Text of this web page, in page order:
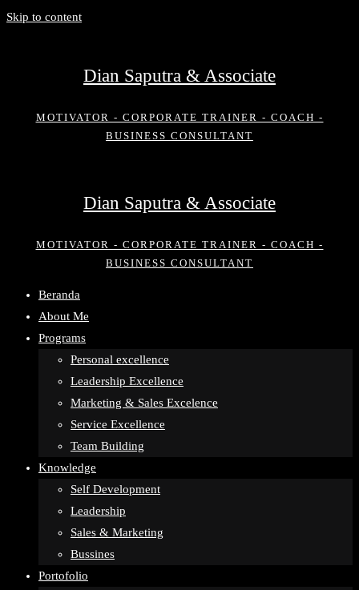
Skip to content
Dian Saputra & Associate
MOTIVATOR - CORPORATE TRAINER - COACH -
BUSINESS CONSULTANT
Dian Saputra & Associate
MOTIVATOR - CORPORATE TRAINER - COACH -
BUSINESS CONSULTANT
Beranda
About Me
Programs
Personal excellence
Leadership Excellence
Marketing & Sales Excelence
Service Excellence
Team Building
Knowledge
Self Development
Leadership
Sales & Marketing
Bussines
Portofolio